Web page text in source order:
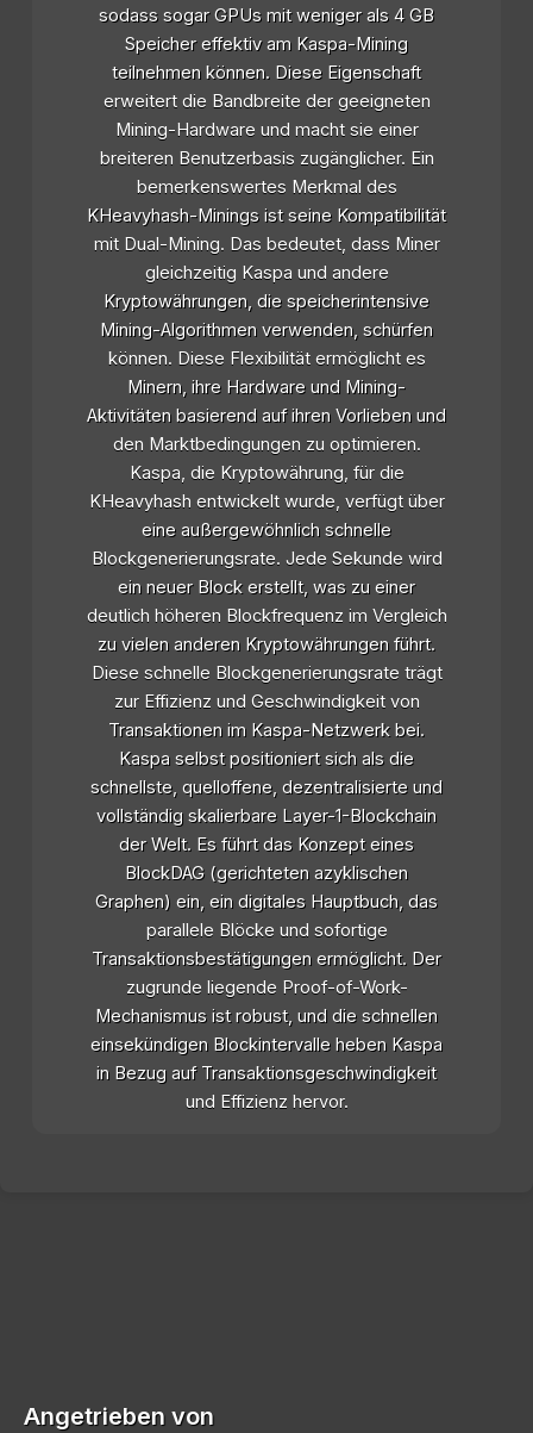
sodass sogar GPUs mit weniger als 4 GB
Speicher effektiv am Kaspa-Mining
teilnehmen können. Diese Eigenschaft
erweitert die Bandbreite der geeigneten
Mining-Hardware und macht sie einer
breiteren Benutzerbasis zugänglicher. Ein
bemerkenswertes Merkmal des
KHeavyhash-Minings ist seine Kompatibilität
mit Dual-Mining. Das bedeutet, dass Miner
gleichzeitig Kaspa und andere
Kryptowährungen, die speicherintensive
Mining-Algorithmen verwenden, schürfen
können. Diese Flexibilität ermöglicht es
Minern, ihre Hardware und Mining-
Aktivitäten basierend auf ihren Vorlieben und
den Marktbedingungen zu optimieren.
Kaspa, die Kryptowährung, für die
KHeavyhash entwickelt wurde, verfügt über
eine außergewöhnlich schnelle
Blockgenerierungsrate. Jede Sekunde wird
ein neuer Block erstellt, was zu einer
deutlich höheren Blockfrequenz im Vergleich
zu vielen anderen Kryptowährungen führt.
Diese schnelle Blockgenerierungsrate trägt
zur Effizienz und Geschwindigkeit von
Transaktionen im Kaspa-Netzwerk bei.
Kaspa selbst positioniert sich als die
schnellste, quelloffene, dezentralisierte und
vollständig skalierbare Layer-1-Blockchain
der Welt. Es führt das Konzept eines
BlockDAG (gerichteten azyklischen
Graphen) ein, ein digitales Hauptbuch, das
parallele Blöcke und sofortige
Transaktionsbestätigungen ermöglicht. Der
zugrunde liegende Proof-of-Work-
Mechanismus ist robust, und die schnellen
einsekündigen Blockintervalle heben Kaspa
in Bezug auf Transaktionsgeschwindigkeit
und Effizienz hervor.
Angetrieben von